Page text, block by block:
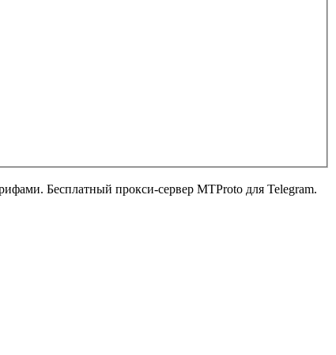
Бесплатный прокси-сервер MTProto для Telegram.